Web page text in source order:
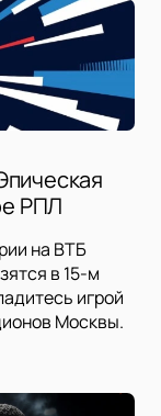
РПЛ
на ВТБ
в 15-м
игрой
Москвы.